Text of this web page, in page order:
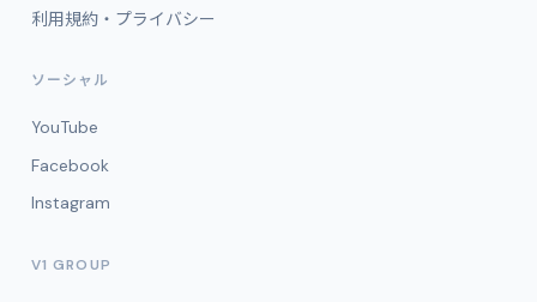
利用規約・プライバシー
ソーシャル
YouTube
Facebook
Instagram
V1 GROUP